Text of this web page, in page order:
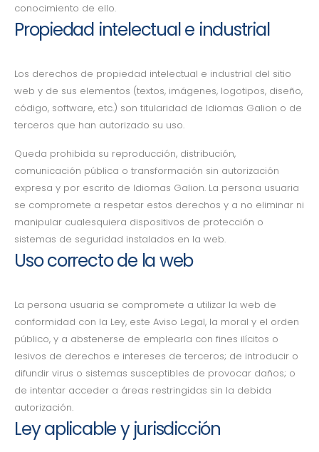
conocimiento de ello.
Propiedad intelectual e industrial
Los derechos de propiedad intelectual e industrial del sitio
web y de sus elementos (textos, imágenes, logotipos, diseño,
código, software, etc.) son titularidad de Idiomas Galion o de
terceros que han autorizado su uso.
Queda prohibida su reproducción, distribución,
comunicación pública o transformación sin autorización
expresa y por escrito de Idiomas Galion. La persona usuaria
se compromete a respetar estos derechos y a no eliminar ni
manipular cualesquiera dispositivos de protección o
sistemas de seguridad instalados en la web.
Uso correcto de la web
La persona usuaria se compromete a utilizar la web de
conformidad con la Ley, este Aviso Legal, la moral y el orden
público, y a abstenerse de emplearla con fines ilícitos o
lesivos de derechos e intereses de terceros; de introducir o
difundir virus o sistemas susceptibles de provocar daños; o
de intentar acceder a áreas restringidas sin la debida
autorización.
Ley aplicable y jurisdicción